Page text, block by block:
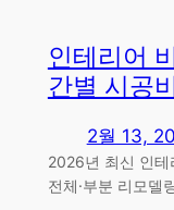
인테리어
간별 시공
2월 13,
2026년 최신 인
전체·부분 리모델